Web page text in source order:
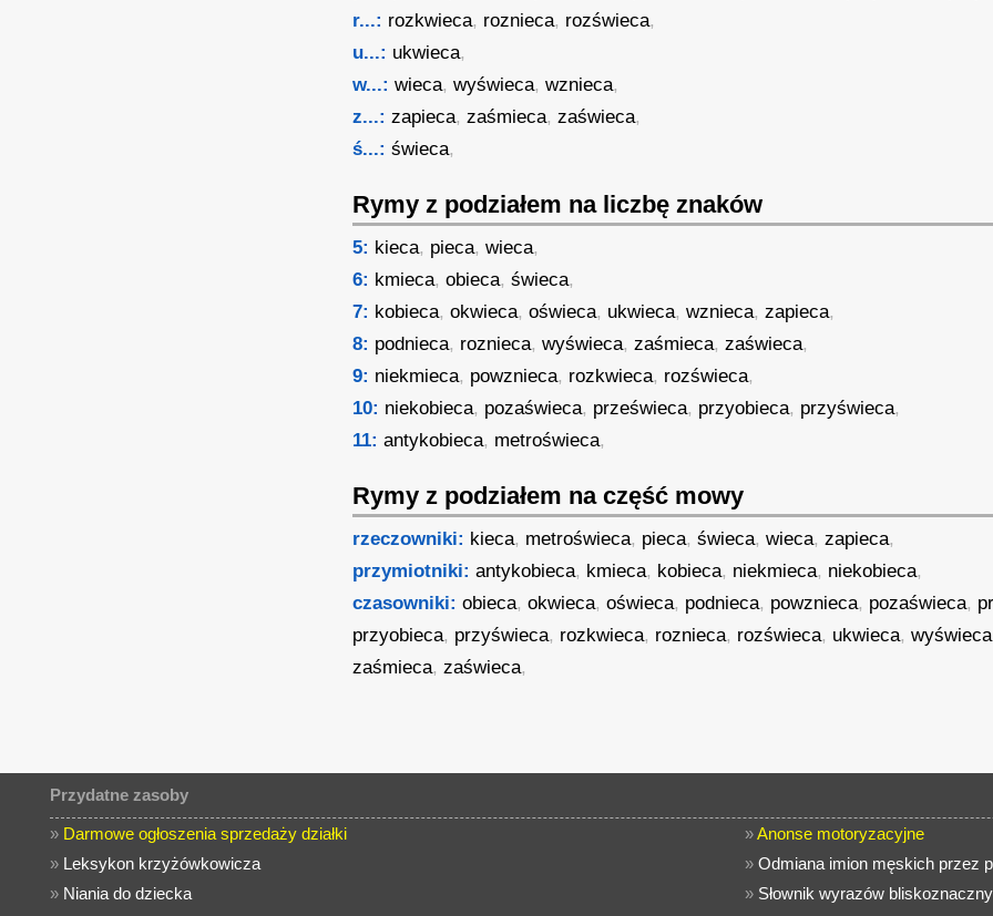
r...: rozkwieca, roznieca, rozświeca,
u...: ukwieca,
w...: wieca,wyświeca,wznieca,
z...: zapieca,zaśmieca,zaświeca,
ś...: świeca,
Rymy z podziałem na liczbę znaków
5: kieca, pieca,wieca,
6: kmieca,obieca,świeca,
7: kobieca,okwieca,oświeca, ukwieca,wznieca,zapieca,
8: podnieca, roznieca,wyświeca,zaśmieca,zaświeca,
9: niekmieca, powznieca, rozkwieca, rozświeca,
10: niekobieca, pozaświeca, prześwieca, przyobieca, przyświeca,
11: antykobieca, metroświeca,
Rymy z podziałem na część mowy
rzeczowniki: kieca, metroświeca, pieca,świeca,wieca,zapieca,
przymiotniki: antykobieca, kmieca, kobieca, niekmieca, niekobieca,
czasowniki: obieca,okwieca,oświeca, podnieca, powznieca, pozaświeca,
przyobieca, przyświeca, rozkwieca, roznieca, rozświeca, ukwieca,wyświeca
zaśmieca,zaświeca,
Przydatne zasoby
» Darmowe ogłoszenia sprzedaży działki »Anonse motoryzacyjne
» Leksykon krzyżówkowicza » Odmiana imion męskich przez
» Niania do dziecka » Słownik wyrazów